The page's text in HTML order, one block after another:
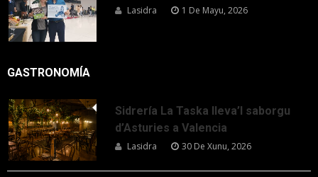
Lasidra 1 De Mayu, 2026
GASTRONOMÍA
Sidrería La Taska lleva’l saborgu
d’Asturies a Valencia
Lasidra 30 De Xunu, 2026